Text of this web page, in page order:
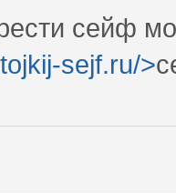
сейф
sejf.ru/>